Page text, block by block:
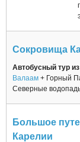
Сокровища
Автобусный тур
Валаам + Горный
Северные
Большое
Карелии